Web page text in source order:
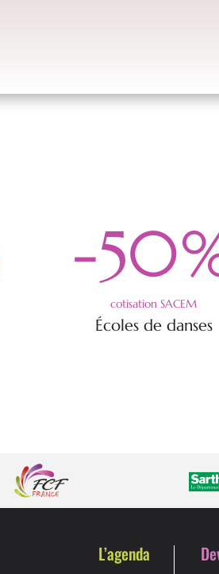
-50
cotisation SACEM
Écoles de danses
L’agenda